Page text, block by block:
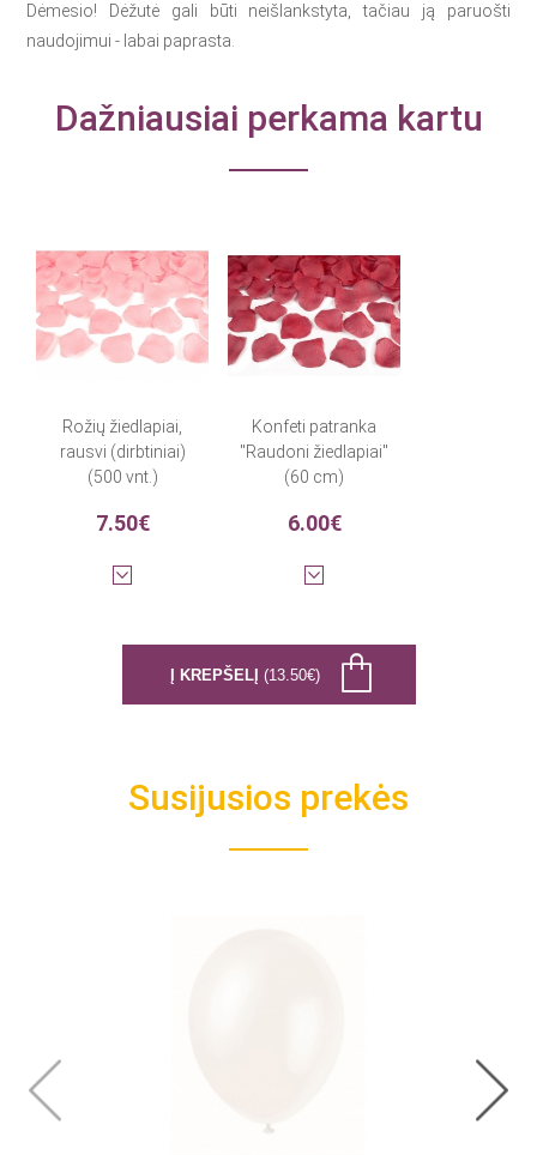
Dėmesio! Dėžutė gali būti neišlankstyta, tačiau ją paruošti
naudojimui - labai paprasta.
Dažniausiai perkama kartu
Rožių žiedlapiai,
rausvi (dirbtiniai)
(500 vnt.)
7.50€
Konfeti patranka
"Raudoni žiedlapiai"
(60 cm)
6.00€
Į KREPŠELĮ (13.50€)
Susijusios prekės